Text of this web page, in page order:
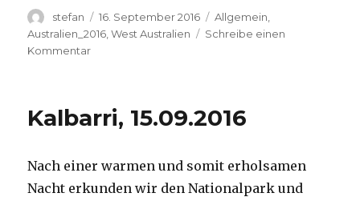
Autor
stefan
Veröffentlicht
am
16. September 2016 Kategorien
Allgemein
Australien_2016 ,West Australien
Schreibe einen
Kommentarzu
Kalbarri, 15.09.2016
Nach einer warmen und somit erholsamen
Nacht erkunden wir den Nationalpark und